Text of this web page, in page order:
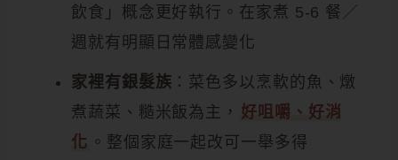
飲食」概念更好執行。在家煮 5-6 餐／
週就有明顯日常體感變化
家裡有銀髮族 ：菜色多以烹軟的魚、燉
煮蔬菜、糙米飯為主， 好咀嚼、好消
化 。整個家庭一起改可一舉多得